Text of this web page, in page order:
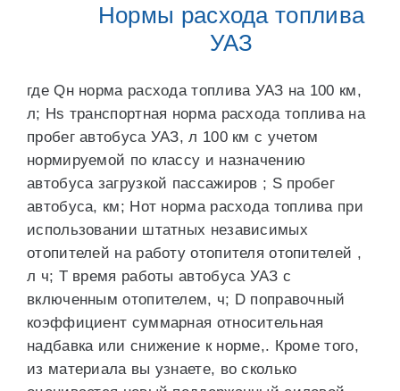
Нормы расхода топлива
УАЗ
где Qн норма расхода топлива УАЗ на 100 км,
л; Hs транспортная норма расхода топлива на
пробег автобуса УАЗ, л 100 км с учетом
нормируемой по классу и назначению
автобуса загрузкой пассажиров ; S пробег
автобуса, км; Hот норма расхода топлива при
использовании штатных независимых
отопителей на работу отопителя отопителей ,
л ч; T время работы автобуса УАЗ с
включенным отопителем, ч; D поправочный
коэффициент суммарная относительная
надбавка или снижение к норме,. Кроме того,
из материала вы узнаете, во сколько